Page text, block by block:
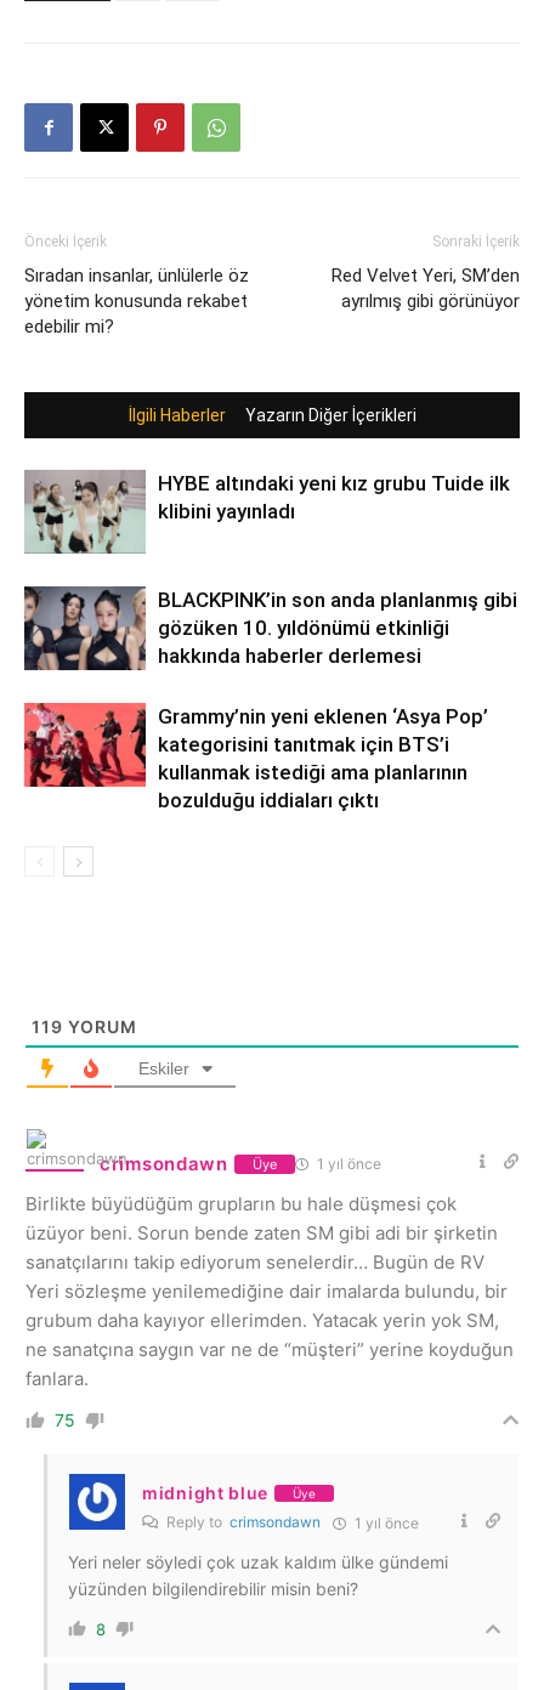
Önceki İçerik
Sıradan insanlar, ünlülerle öz
yönetim konusunda rekabet
edebilir mi?
Sonraki İçerik
Red Velvet Yeri, SM’den
ayrılmış gibi görünüyor
İlgili Haberler Yazarın Diğer İçerikleri
HYBE altındaki yeni kız grubu Tuide ilk
klibini yayınladı
BLACKPINK’in son anda planlanmış gibi
gözüken 10. yıldönümü etkinliği
hakkında haberler derlemesi
Grammy’nin yeni eklenen ‘Asya Pop’
kategorisini tanıtmak için BTS’i
kullanmak istediği ama planlarının
bozulduğu iddiaları çıktı
119 YORUM
Eskiler
crimsondawn Üye 1 yıl önce
Birlikte büyüdüğüm grupların bu hale düşmesi çok
üzüyor beni. Sorun bende zaten SM gibi adi bir şirketin
sanatçılarını takip ediyorum senelerdir… Bugün de RV
Yeri sözleşme yenilemediğine dair imalarda bulundu, bir
grubum daha kayıyor ellerimden. Yatacak yerin yok SM,
ne sanatçına saygın var ne de “müşteri” yerine koyduğun
fanlara.
75
midnight blue Üye
Reply to crimsondawn 1 yıl önce
Yeri neler söyledi çok uzak kaldım ülke gündemi
yüzünden bilgilendirebilir misin beni?
8